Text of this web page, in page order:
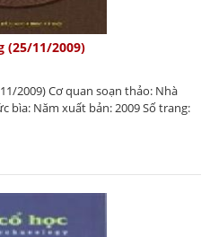
(25/11/2009)
2009) Cơ quan soạn thảo: Nhà
bìa: Năm xuất bản: 2009 Số trang: